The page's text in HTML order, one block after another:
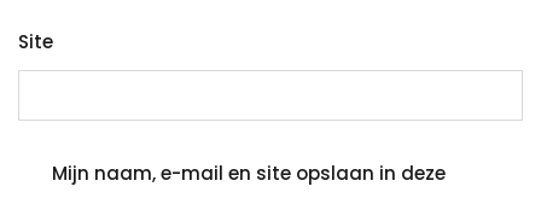
Site
Mijn naam, e-mail en site opslaan in deze